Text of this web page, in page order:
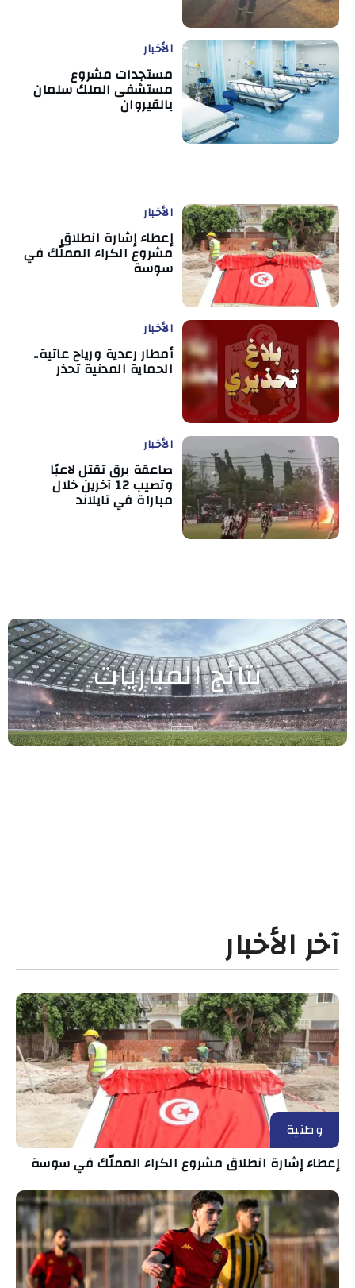
الأخبار
مستجدات مشروع
مستشفى الملك سلمان
بالقيروان
الأخبار
إعطاء إشارة انطلاق
مشروع الكراء المملّك في
سوسة
الأخبار
أمطار رعدية ورياح عاتية..
الحماية المدنية تحذر
الأخبار
صاعقة برق تقتل لاعبًا
وتصيب 12 آخرين خلال
مباراة في تايلاند
نتائج المباريات
آخر الأخبار
وطنية
إعطاء إشارة انطلاق مشروع الكراء المملّك في سوسة